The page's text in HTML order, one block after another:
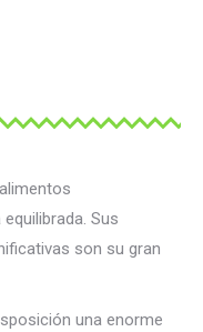
Sus
son su gran
una enorme